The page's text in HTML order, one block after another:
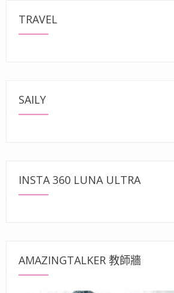
TRAVEL
SAILY
INSTA 360 LUNA ULTRA
AMAZINGTALKER 教師牆